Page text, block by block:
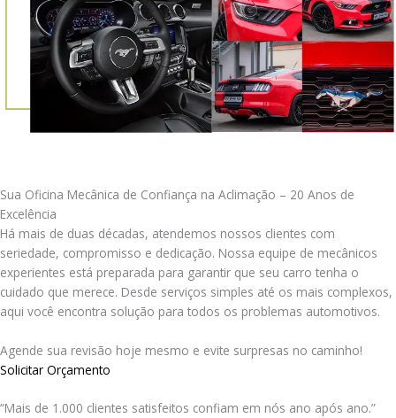
Sua Oficina Mecânica de Confiança na Aclimação – 20 Anos de
Excelência
Há mais de duas décadas, atendemos nossos clientes com
seriedade, compromisso e dedicação. Nossa equipe de mecânicos
experientes está preparada para garantir que seu carro tenha o
cuidado que merece. Desde serviços simples até os mais complexos,
aqui você encontra solução para todos os problemas automotivos.
Agende sua revisão hoje mesmo e evite surpresas no caminho!
Solicitar Orçamento
“Mais de 1.000 clientes satisfeitos confiam em nós ano após ano.”